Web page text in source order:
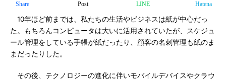
Share Post LINE Hatena
10年ほど前までは、私たちの生活やビジネスは紙が中心だっ
た。もちろんコンピュータは大いに活用されていたが、スケジュ
ール管理をしている手帳が紙だったり、顧客の名刺管理も紙のま
まだったりした。
その後、テクノロジーの進化に伴いモバイルデバイスやクラウ